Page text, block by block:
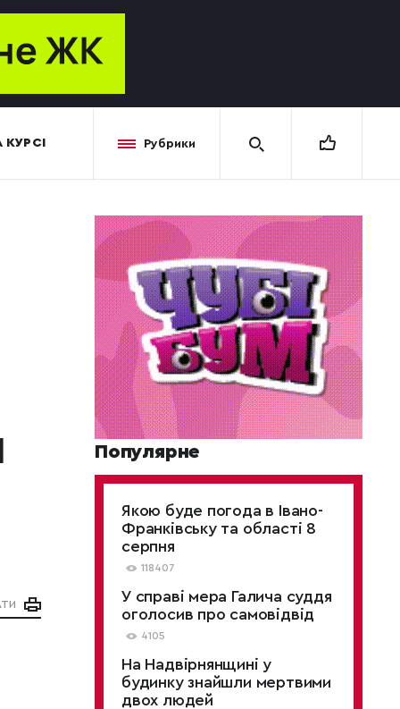
Рубрики
Популярне
Якою буде погода в Івано-
Франківську та області 8
серпня
118407
У справі мера Галича суддя
оголосив про самовідвід
4105
На Надвірнянщині у
будинку знайшли мертвими
двох людей